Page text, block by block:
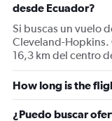
desde Ecuador?
Si buscas un vuelo
Cleveland-Hopkins.
16,3 km del centro
How long is the
¿Puedo buscar